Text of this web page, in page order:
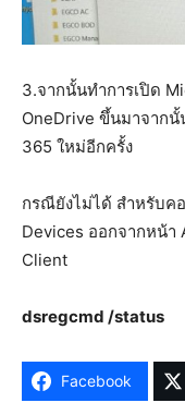
3.จากนั้นทำการเปิด
OneDrive ขึ้นมาจาก
365 ใหม่อีกครั้ง
กรณียังไม่ได้ สำหรับค
Devices ออกจากหน้า
Client
dsregcmd /status
Facebook